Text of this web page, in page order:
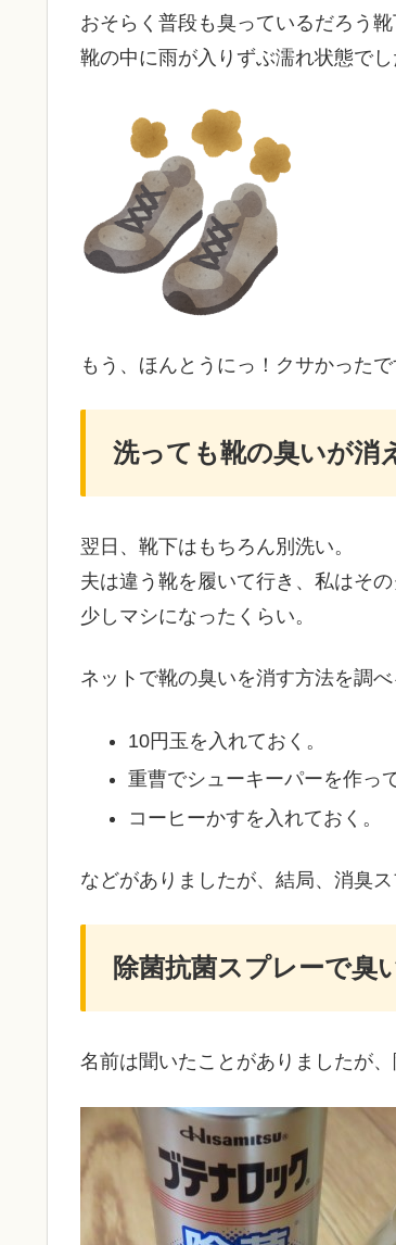
おそらく普段も臭っているだろう
靴の中に雨が入りずぶ濡れ状態でし
もう、ほんとうにっ！クサかったで
洗っても靴の臭いが消
翌日、靴下はもちろん別洗い。
夫は違う靴を履いて行き、私はそ
少しマシになったくらい。
ネットで靴の臭いを消す方法を調べ
10円玉を入れておく。
重曹でシューキーパーを作っ
コーヒーかすを入れておく。
などがありましたが、結局、消臭ス
除菌抗菌スプレーで臭
名前は聞いたことがありましたが